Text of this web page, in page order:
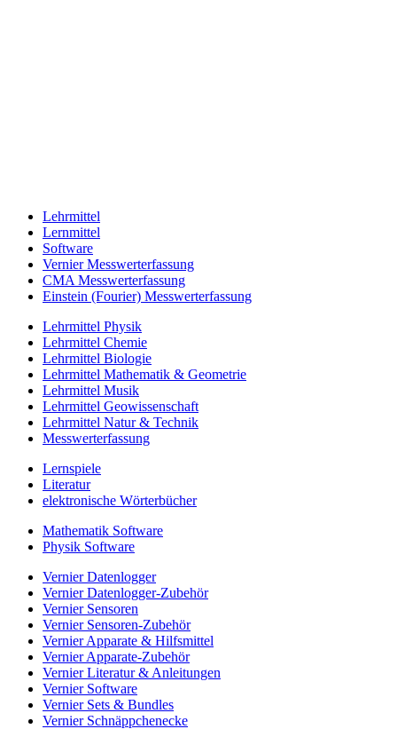
Lehrmittel
Lernmittel
Software
Vernier Messwerterfassung
CMA Messwerterfassung
Einstein (Fourier) Messwerterfassung
Lehrmittel Physik
Lehrmittel Chemie
Lehrmittel Biologie
Lehrmittel Mathematik & Geometrie
Lehrmittel Musik
Lehrmittel Geowissenschaft
Lehrmittel Natur & Technik
Messwerterfassung
Lernspiele
Literatur
elektronische Wörterbücher
Mathematik Software
Physik Software
Vernier Datenlogger
Vernier Datenlogger-Zubehör
Vernier Sensoren
Vernier Sensoren-Zubehör
Vernier Apparate & Hilfsmittel
Vernier Apparate-Zubehör
Vernier Literatur & Anleitungen
Vernier Software
Vernier Sets & Bundles
Vernier Schnäppchenecke